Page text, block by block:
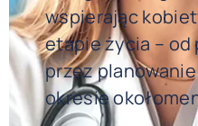
wspierając
etapie życia –
przez
okresie